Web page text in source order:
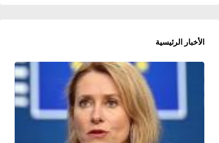
الأخبار الرئيسية